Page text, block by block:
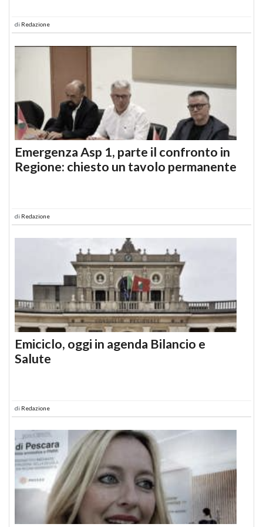
di Redazione
Emergenza Asp 1, parte il confronto in
Regione: chiesto un tavolo permanente
di Redazione
Emiciclo, oggi in agenda Bilancio e
Salute
di Redazione